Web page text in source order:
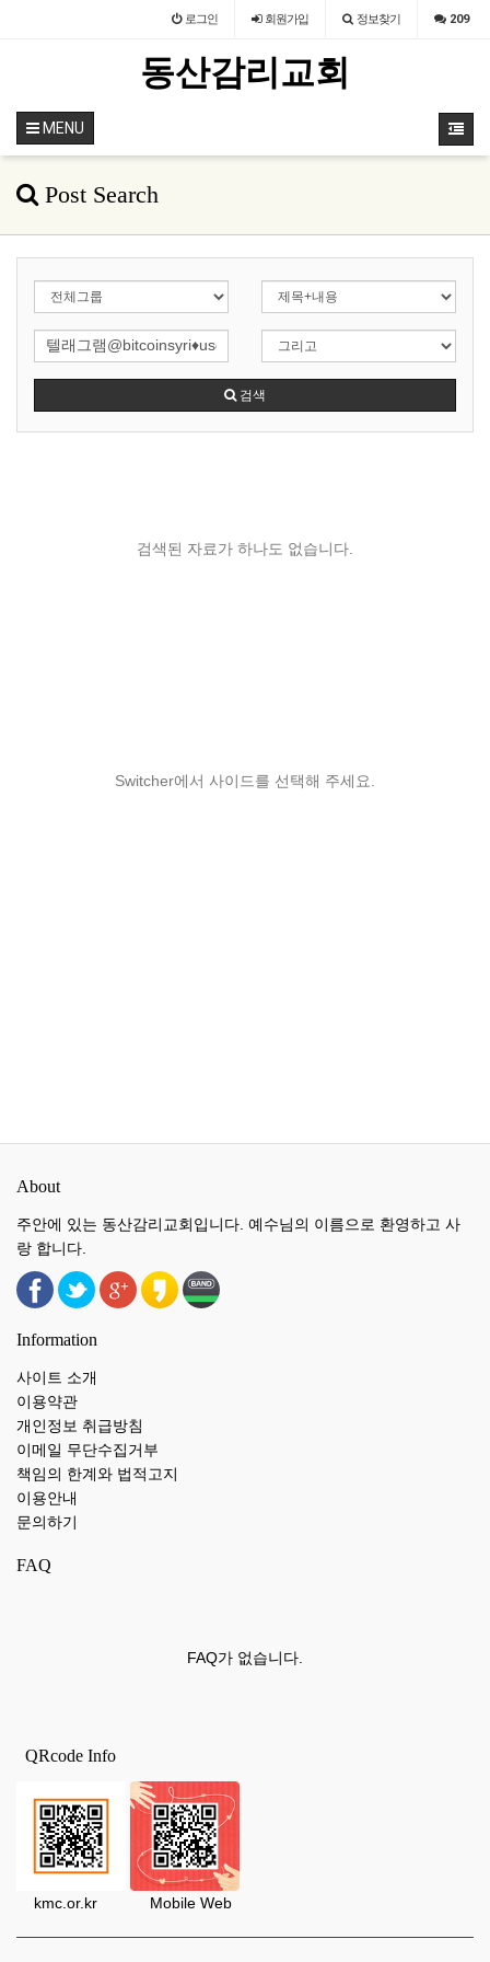
로그인 회원가입 정보찾기 209
동산감리교회
MENU
Post Search
검색
검색된 자료가 하나도 없습니다.
Switcher에서 사이드를 선택해 주세요.
About
주안에 있는 동산감리교회입니다. 예수님의 이름으로 환영하고 사
랑 합니다.
Information
사이트 소개
이용약관
개인정보 취급방침
이메일 무단수집거부
책임의 한계와 법적고지
이용안내
문의하기
FAQ
FAQ가 없습니다.
QRcode Info
kmc.or.kr Mobile Web